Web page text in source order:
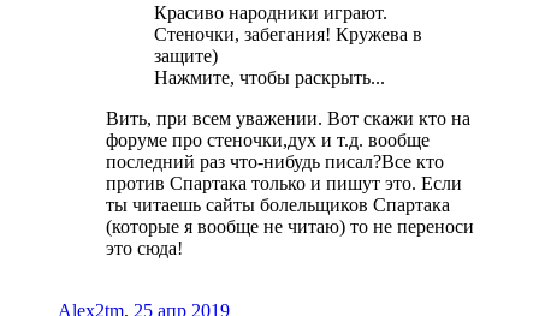
Красиво народники играют.
Стеночки, забегания! Кружева в
защите)
Нажмите, чтобы раскрыть...
Вить, при всем уважении. Вот скажи кто на
форуме про стеночки,дух и т.д. вообще
последний раз что-нибудь писал?Все кто
против Спартака только и пишут это. Если
ты читаешь сайты болельщиков Спартака
(которые я вообще не читаю) то не переноси
это сюда!
Alex2tm, 25 апр 2019